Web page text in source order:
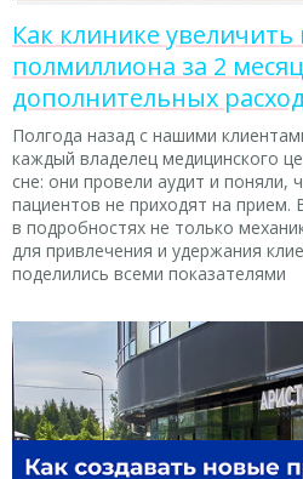
Как клинике
полмиллиона за 2
дополнительных
Полгода назад с нашими
каждый владелец медицинского
сне: они провели аудит и поняли,
пациентов не приходят на прием.
в подробностях не только
для привлечения и удержания
поделились всеми показателями